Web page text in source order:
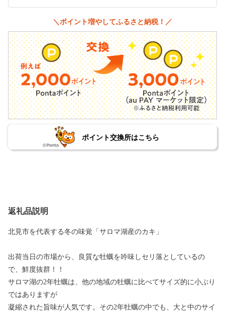
＼ポイント増やしてふるさと納税！／
ポイント交換所はこちら
返礼品説明
北見市を代表する冬の味覚「サロマ湖産のカキ」
出荷当日の市場から、良質な牡蠣を吟味しセリ落としているの
で、鮮度抜群！！
サロマ湖の2年牡蠣は、他の地域の牡蠣に比べてサイズ的に小ぶり
ではありますが
凝縮された旨味が人気です。その2年牡蠣の中でも、大と中のサイ